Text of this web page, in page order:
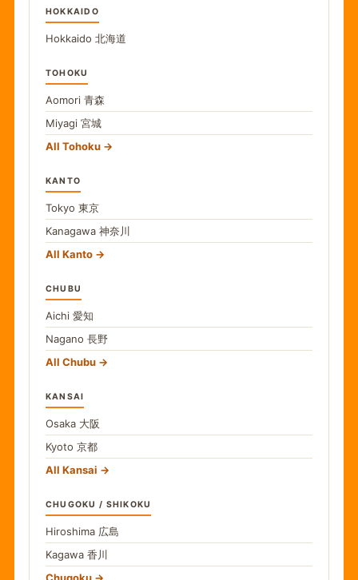
HOKKAIDO
Hokkaido 北海道
TOHOKU
Aomori 青森
Miyagi 宮城
All Tohoku
KANTO
Tokyo 東京
Kanagawa 神奈川
All Kanto
CHUBU
Aichi 愛知
Nagano 長野
All Chubu
KANSAI
Osaka 大阪
Kyoto 京都
All Kansai
CHUGOKU / SHIKOKU
Hiroshima 広島
Kagawa 香川